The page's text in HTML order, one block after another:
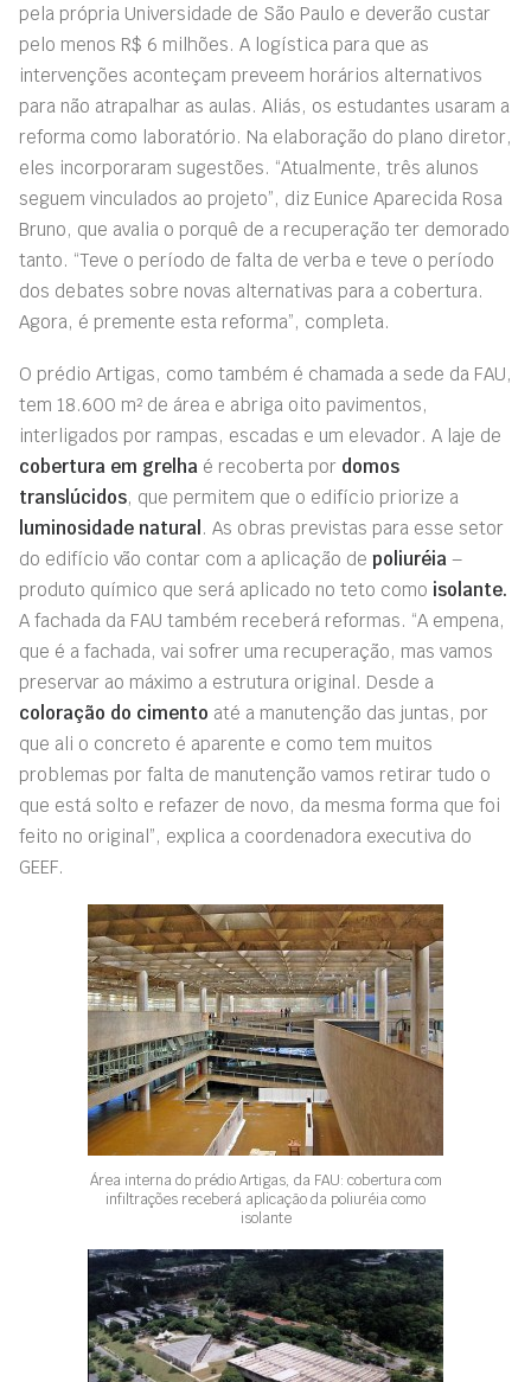
pela própria Universidade de São Paulo e deverão custar
pelo menos R$ 6 milhões. A logística para que as
intervenções aconteçam preveem horários alternativos
para não atrapalhar as aulas. Aliás, os estudantes usaram a
reforma como laboratório. Na elaboração do plano diretor,
eles incorporaram sugestões. “Atualmente, três alunos
seguem vinculados ao projeto”, diz Eunice Aparecida Rosa
Bruno, que avalia o porquê de a recuperação ter demorado
tanto. “Teve o período de falta de verba e teve o período
dos debates sobre novas alternativas para a cobertura.
Agora, é premente esta reforma”, completa.
O prédio Artigas, como também é chamada a sede da FAU,
tem 18.600 m² de área e abriga oito pavimentos,
interligados por rampas, escadas e um elevador. A laje de
cobertura em grelha é recoberta por domos
translúcidos, que permitem que o edifício priorize a
luminosidade natural . As obras previstas para esse setor
do edifício vão contar com a aplicação de poliuréia –
produto químico que será aplicado no teto como isolante.
A fachada da FAU também receberá reformas. “A empena,
que é a fachada, vai sofrer uma recuperação, mas vamos
preservar ao máximo a estrutura original. Desde a
coloração do cimento até a manutenção das juntas, por
que ali o concreto é aparente e como tem muitos
problemas por falta de manutenção vamos retirar tudo o
que está solto e refazer de novo, da mesma forma que foi
feito no original”, explica a coordenadora executiva do
GEEF.
Área interna do prédio Artigas, da FAU: cobertura com
infiltrações receberá aplicação da poliuréia como
isolante